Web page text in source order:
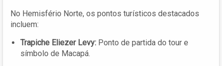
No Hemisfério Norte, os pontos turísticos destacados
incluem:
Trapiche Eliezer Levy: Ponto de partida do tour e
símbolo de Macapá.